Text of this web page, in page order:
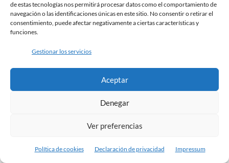
de estas tecnologías nos permitirá procesar datos como el comportamiento de
navegación o las identificaciones únicas en este sitio. No consentir o retirar el
consentimiento, puede afectar negativamente a ciertas características y
funciones.
Gestionar los servicios
Aceptar
Denegar
Ver preferencias
Política de cookies Declaración de privacidad Impressum
Test online Funciones Ejecutivas
Seleccionar opciones